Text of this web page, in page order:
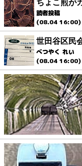
ちょこ煎が
読者投稿
(08.04 16:00)
世田谷区民
べつやく れい
(08.04 16:00)